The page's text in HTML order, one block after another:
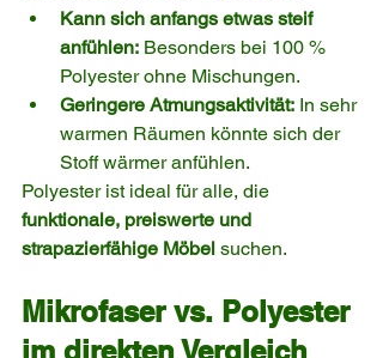
Kann sich anfangs etwas steif
anfühlen: Besonders bei 100 %
Polyester ohne Mischungen.
Geringere Atmungsaktivität: In sehr
warmen Räumen könnte sich der
Stoff wärmer anfühlen.
Polyester ist ideal für alle, die
funktionale, preiswerte und
strapazierfähige Möbel suchen.
Mikrofaser vs. Polyester